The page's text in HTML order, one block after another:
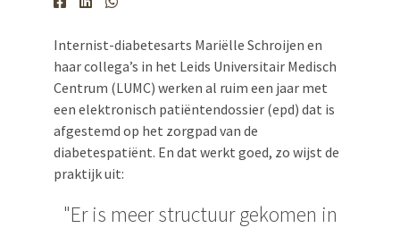
Internist-diabetesarts Mariëlle Schroijen en
haar collega’s in het Leids Universitair Medisch
Centrum (LUMC) werken al ruim een jaar met
een elektronisch patiëntendossier (epd) dat is
afgestemd op het zorgpad van de
diabetespatiënt. En dat werkt goed, zo wijst de
praktijk uit:
"Er is meer structuur gekomen in